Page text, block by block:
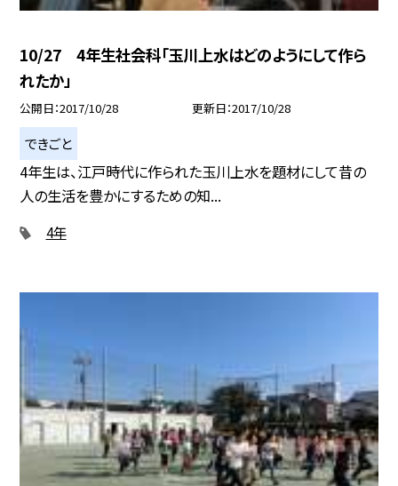
10/27 4年生社会科「玉川上水はどのようにして作ら
れたか」
公開日 2017/10/28 更新日 2017/10/28
できごと
4年生は、江戸時代に作られた玉川上水を題材にして昔の
人の生活を豊かにするための知...
4年